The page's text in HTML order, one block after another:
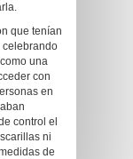
que tenían
celebrando
una
con
en
control el
ni
de